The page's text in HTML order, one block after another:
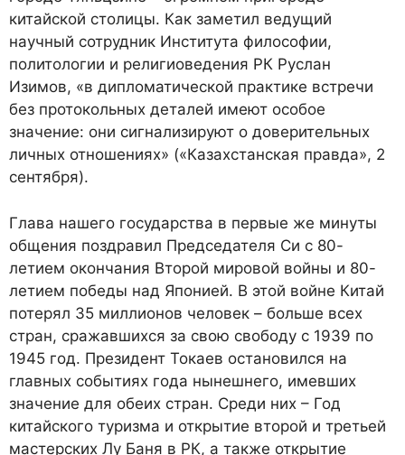
китайской столицы. Как заметил ведущий
научный сотрудник Института философии,
политологии и религиоведения РК Руслан
Изимов, «в дипломатической практике встречи
без протокольных деталей имеют особое
значение: они сигнализируют о доверительных
личных отношениях» («Казахстанская правда», 2
сентября).
Глава нашего государства в первые же минуты
общения поздравил Председателя Си с 80-
летием окончания Второй мировой войны и 80-
летием победы над Японией. В этой войне Китай
потерял 35 миллионов человек – больше всех
стран, сражавшихся за свою свободу с 1939 по
1945 год. Президент Токаев остановился на
главных событиях года нынешнего, имевших
значение для обеих стран. Среди них – Год
китайского туризма и открытие второй и третьей
мастерских Лу Баня в РК, а также открытие